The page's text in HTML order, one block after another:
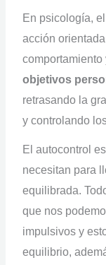
En psicología,
acción
comportamiento
objetivos
retrasando la
y controlando
El autocontrol
necesitan para
equilibrada.
que nos
impulsivos y
equilibrio,